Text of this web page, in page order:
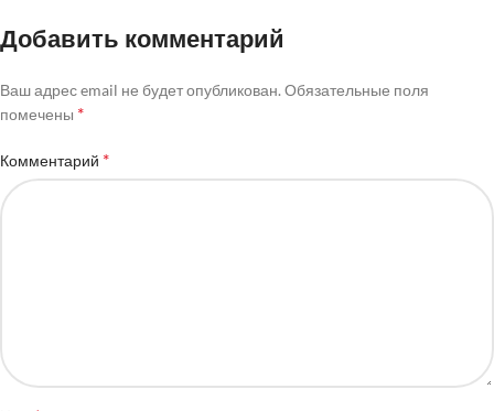
Добавить комментарий
Ваш адрес email не будет опубликован. Обязательные поля
помечены *
Комментарий *